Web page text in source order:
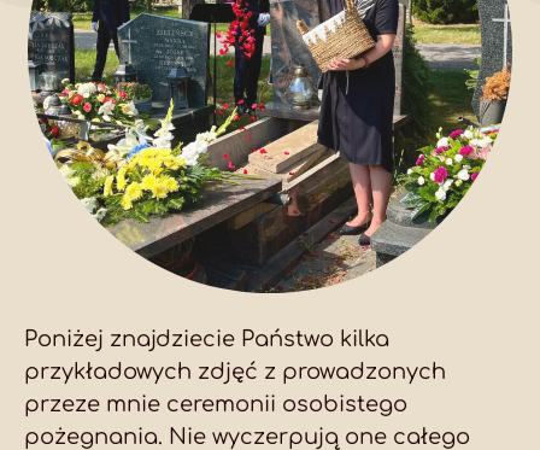
Poniżej znajdziecie Państwo kilka
przykładowych zdjęć z prowadzonych
przeze mnie ceremonii osobistego
pożegnania. Nie wyczerpują one całego